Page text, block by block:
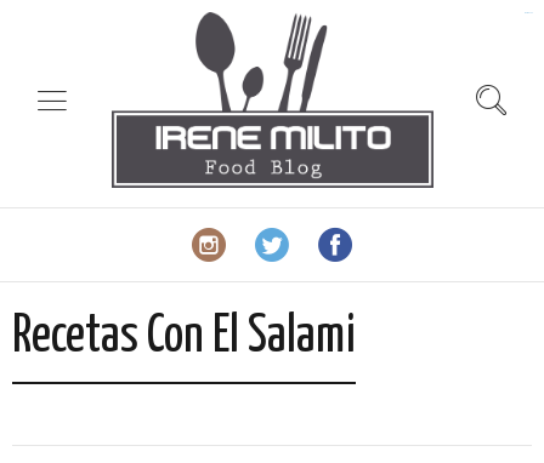
Recetas Con El Salami